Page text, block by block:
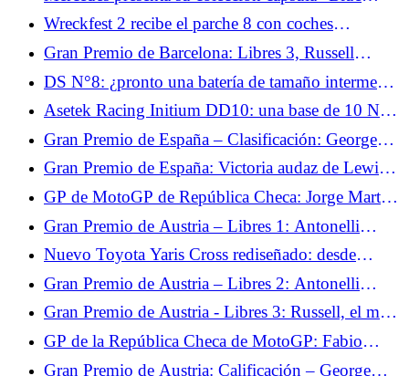
Wonder” con George Russell y Kimi Antonelli
Wreckfest 2 recibe el parche 8 con coches
estadounidenses y un nuevo sistema de progresión.
Gran Premio de Barcelona: Libres 3, Russell
encabeza la clasificación.
DS N°8: ¿pronto una batería de tamaño intermedio
para el crossover eléctrico?
Asetek Racing Initium DD10: una base de 10 Nm
que puede pasar a 14 Nm.
Gran Premio de España – Clasificación: George
Russell en pole por delante de Lewis Hamilton
Gran Premio de España: Victoria audaz de Lewis
Hamilton con Ferrari.
GP de MotoGP de República Checa: Jorge Martín
cuenta con su mentalidad para superar su lesión
este fin de semana
Gran Premio de Austria – Libres 1: Antonelli
marca el tono ante su compañero de equipo
Nuevo Toyota Yaris Cross rediseñado: desde
29.500 €, precios más elevados para el SUV
urbano
Gran Premio de Austria – Libres 2: Antonelli
confirma el rendimiento de Mercedes
Gran Premio de Austria - Libres 3: Russell, el más
rápido antes de la clasificación.
GP de la República Checa de MotoGP: Fabio
Quartararo espera volver a la vanguardia con
Gran Premio de Austria: Calificación – George